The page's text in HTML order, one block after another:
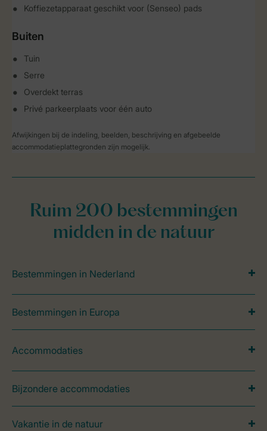
Koffiezetapparaat geschikt voor (Senseo) pads
Buiten
Tuin
Serre
Overdekt terras
Privé parkeerplaats voor één auto
Afwijkingen bij de indeling, beelden, beschrijving en afgebeelde
accommodatieplattegronden zijn mogelijk.
Ruim 200 bestemmingen
midden in de natuur
Bestemmingen in Nederland
Bestemmingen in Europa
Accommodaties
Bijzondere accommodaties
Vakantie in de natuur